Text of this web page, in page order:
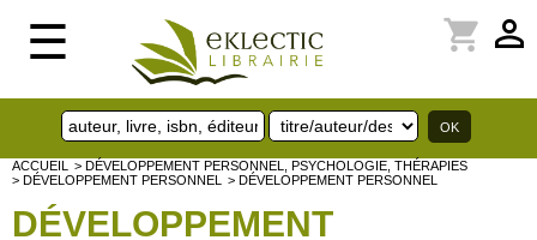
☰ perm_identity
shopping_cart
ACCUEIL
> DÉVELOPPEMENT PERSONNEL, PSYCHOLOGIE, THÉRAPIES
> DÉVELOPPEMENT PERSONNEL
> DÉVELOPPEMENT PERSONNEL
DÉVELOPPEMENT